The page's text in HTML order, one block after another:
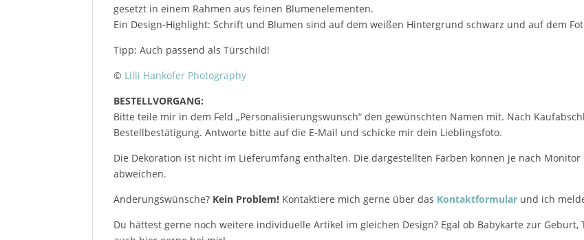
gesetzt in einem Rahmen aus feinen Blumenelementen.
Ein Design-Highlight: Schrift und Blumen sind auf dem weißen Hintergrund schwarz und auf dem
Tipp: Auch passend als Türschild!
© Lilli Hankofer Photography
BESTELLVORGANG:
Bitte teile mir in dem Feld „Personalisierungswunsch“ den gewünschten Namen mit. Nach
Bestellbestätigung. Antworte bitte auf die E-Mail und schicke mir dein Lieblingsfoto.
Die Dekoration ist nicht im Lieferumfang enthalten. Die dargestellten Farben können je nach
abweichen.
Änderungswünsche? Kein Problem! Kontaktiere mich gerne über das Kontaktformular und ich
Du hättest gerne noch weitere individuelle Artikel im gleichen Design? Egal ob Babykarte zur